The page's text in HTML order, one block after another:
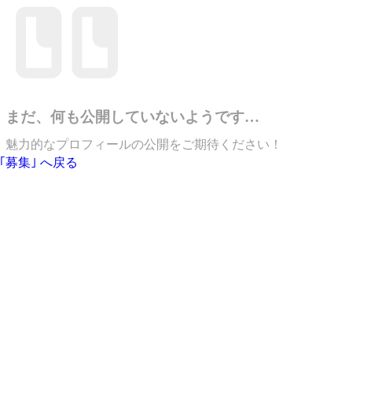
まだ、何も公開していないようです…
魅力的なプロフィールの公開をご期待ください！
｢募集｣ へ戻る